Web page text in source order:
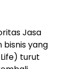
Jasa
bisnis yang
Life) turut